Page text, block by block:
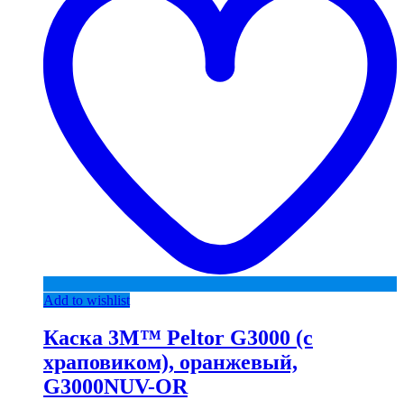
Add to wishlist
Каска 3М™ Peltor G3000 (с
храповиком), оранжевый,
G3000NUV-OR